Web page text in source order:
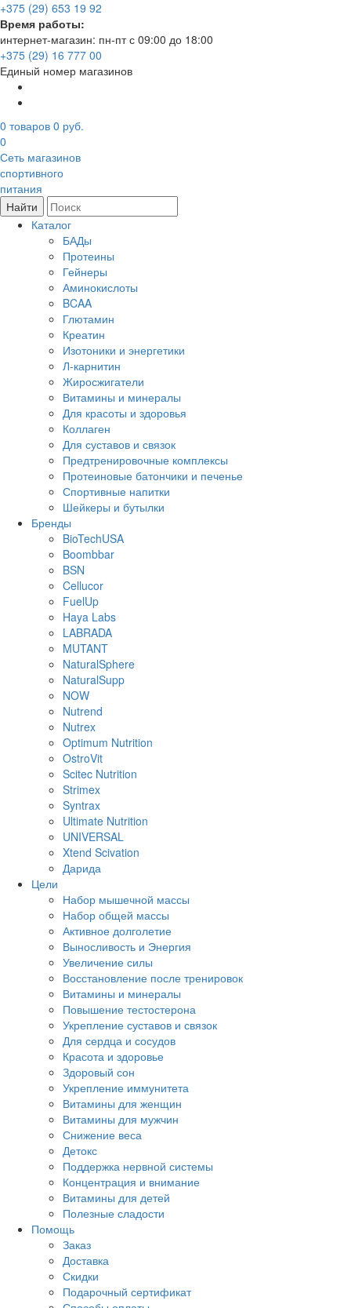
+375 (29) 653 19 92
Время работы:
интернет-магазин: пн-пт с 09:00 до 18:00
+375 (29) 16 777 00
Единый номер магазинов
0 товаров 0 руб.
0
Сеть магазинов
спортивного
питания
Найти
Каталог
БАДы
Протеины
Гейнеры
Аминокислоты
BCAA
Глютамин
Креатин
Изотоники и энергетики
Л-карнитин
Жиросжигатели
Витамины и минералы
Для красоты и здоровья
Коллаген
Для суставов и связок
Предтренировочные комплексы
Протеиновые батончики и печенье
Спортивные напитки
Шейкеры и бутылки
Бренды
BioTechUSA
Boombbar
BSN
Cellucor
FuelUp
Haya Labs
LABRADA
MUTANT
NaturalSphere
NaturalSupp
NOW
Nutrend
Nutrex
Optimum Nutrition
OstroVit
Scitec Nutrition
Strimex
Syntrax
Ultimate Nutrition
UNIVERSAL
Xtend Scivation
Дарида
Цели
Набор мышечной массы
Набор общей массы
Активное долголетие
Выносливость и Энергия
Увеличение силы
Восстановление после тренировок
Витамины и минералы
Повышение тестостерона
Укрепление суставов и связок
Для сердца и сосудов
Красота и здоровье
Здоровый сон
Укрепление иммунитета
Витамины для женщин
Витамины для мужчин
Снижение веса
Детокс
Поддержка нервной системы
Концентрация и внимание
Витамины для детей
Полезные сладости
Помощь
Заказ
Доставка
Скидки
Подарочный сертификат